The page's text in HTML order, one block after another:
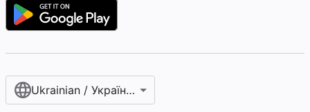
Ukrainian / Українська мова‎